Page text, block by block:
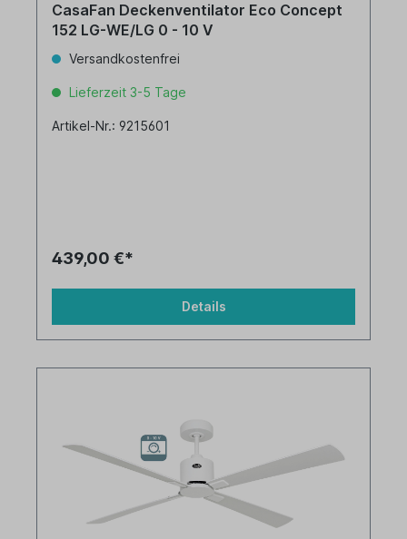
CasaFan Deckenventilator Eco Concept
152 LG-WE/LG 0 - 10 V
Versandkostenfrei
Lieferzeit 3-5 Tage
Artikel-Nr.: 9215601
439,00 €*
Details